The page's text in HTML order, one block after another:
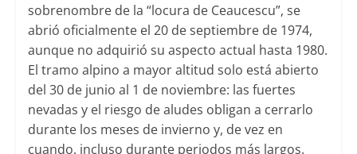
sobrenombre de la “locura de Ceaucescu”, se
abrió oficialmente el 20 de septiembre de 1974,
aunque no adquirió su aspecto actual hasta 1980.
El tramo alpino a mayor altitud solo está abierto
del 30 de junio al 1 de noviembre: las fuertes
nevadas y el riesgo de aludes obligan a cerrarlo
durante los meses de invierno y, de vez en
cuando, incluso durante periodos más largos.